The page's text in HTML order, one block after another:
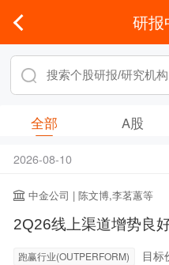
研报
全部 A股
2026-08-10
中金公司 | 陈文博,李茗蕙等
2Q26线上渠道增势良
跑赢行业(OUTPERFORM) 目标